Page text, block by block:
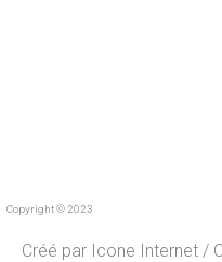
Copyright © 2023
Créé par Icone Internet /